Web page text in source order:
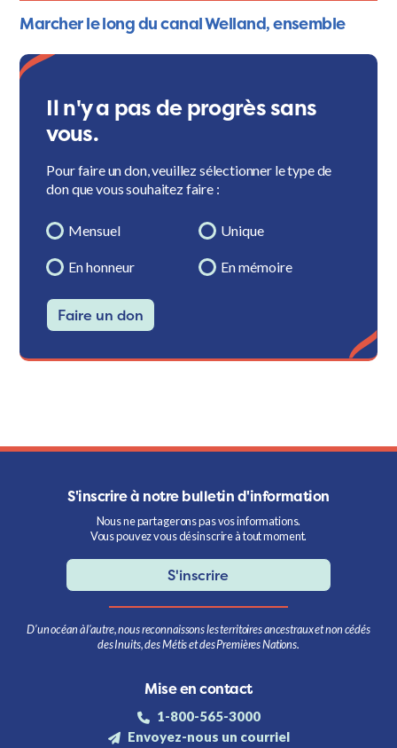
Marcher le long du canal Welland, ensemble
Il n'y a pas de progrès sans
vous.
Pour faire un don, veuillez sélectionner le type de
don que vous souhaitez faire :
Mensuel Unique
En honneur En mémoire
Faire un don
S'inscrire à notre bulletin d'information
Nous ne partagerons pas vos informations.
Vous pouvez vous désinscrire à tout moment.
S'inscrire
D’un océan à l’autre, nous reconnaissons les territoires ancestraux et non cédés
des Inuits, des Métis et des Premières Nations.
Mise en contact
1-800-565-3000
Envoyez-nous un courriel